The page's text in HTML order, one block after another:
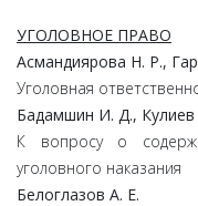
УГОЛОВНОЕ ПРАВО
Асмандиярова Н. Р.,
Уголовная
Бадамшин И. Д.,
К вопросу о
уголовного наказания
Белоглазов А. Е.